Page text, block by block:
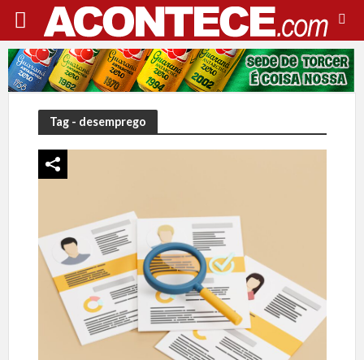
Tag - desemprego